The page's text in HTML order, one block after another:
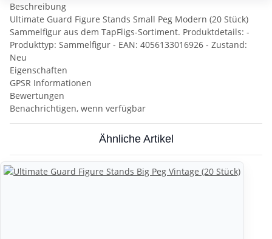
Beschreibung
Ultimate Guard Figure Stands Small Peg Modern (20 Stück)
Sammelfigur aus dem TapFligs-Sortiment. Produktdetails: -
Produkttyp: Sammelfigur - EAN: 4056133016926 - Zustand:
Neu
Eigenschaften
GPSR Informationen
Bewertungen
Benachrichtigen, wenn verfügbar
Ähnliche Artikel